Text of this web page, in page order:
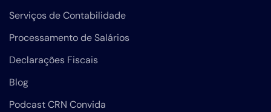
Serviços de Contabilidade
Processamento de Salários
Declarações Fiscais
Blog
Podcast CRN Convida